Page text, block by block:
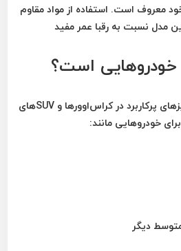
معروف است. استفاده از مواد مقاوم
مدل نسبت به رقبا عمر مفید
است؟
یکی از سایزهای پرکاربرد در کراس‌اوورها و SUVهای
خودروهایی مانند: